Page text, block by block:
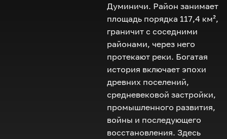
Думиничи. Район занимает
площадь порядка 117,4 км²,
граничит с соседними
районами, через него
протекают реки. Богатая
история включает эпохи
древних поселений,
средневековой застройки,
промышленного развития,
войны и последующего
восстановления. Здесь